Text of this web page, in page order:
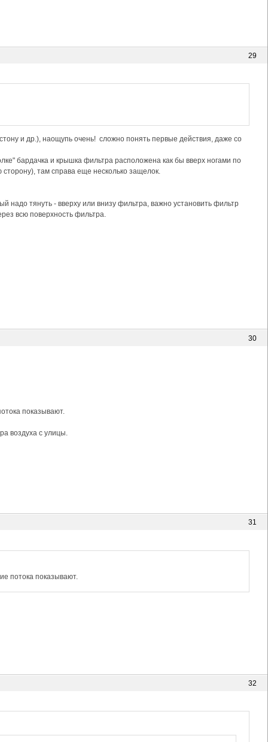
29
и др.), наощупь очень! сложно понять первые действия, даже со
бардачка и крышка фильтра расположена как бы вверх ногами по
сторону), там справа еще несколько защелок.
надо тянуть - вверху или внизу фильтра, важно установить фильтр
всю поверхность фильтра.
30
показывают.
воздуха с улицы.
31
потока показывают.
32